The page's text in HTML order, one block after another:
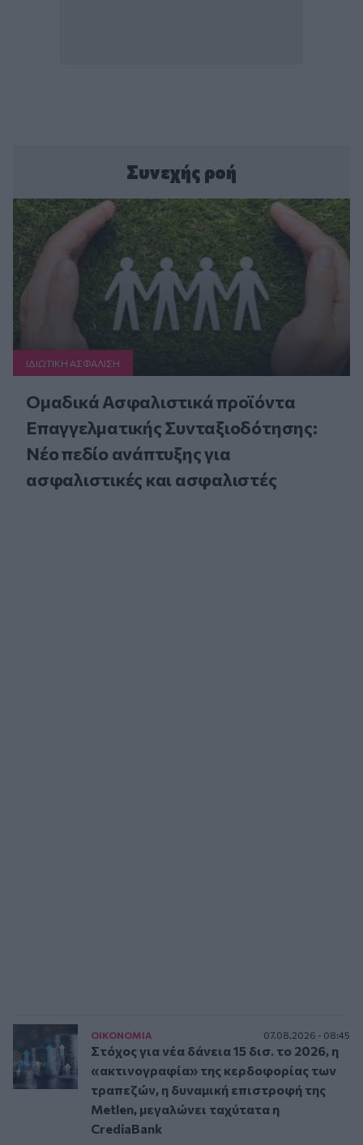
Συνεχής ροή
ΙΔΙΩΤΙΚΗ ΑΣΦAΛΙΣΗ
Ομαδικά Ασφαλιστικά προϊόντα
Επαγγελματικής Συνταξιοδότησης:
Νέο πεδίο ανάπτυξης για
ασφαλιστικές και ασφαλιστές
ΟΙΚΟΝΟΜΙΑ 07.08.2026 - 08:45
Στόχος για νέα δάνεια 15 δισ. το 2026, η
«ακτινογραφία» της κερδοφορίας των
τραπεζών, η δυναμική επιστροφή της
Metlen, μεγαλώνει ταχύτατα η
CrediaBank